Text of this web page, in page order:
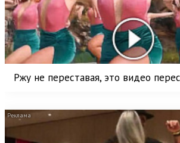
Ржу не переставая, это видео